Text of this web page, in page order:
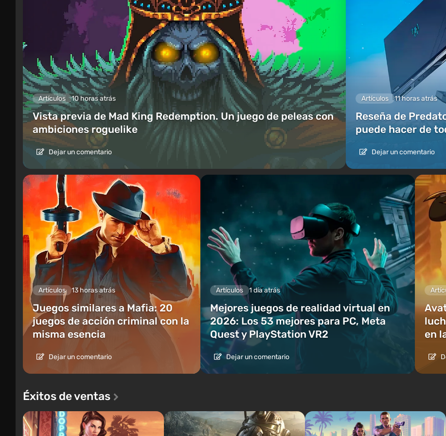
Artículos 10 horas atrás
Vista previa de Mad King Redemption. Un juego de peleas con
ambiciones roguelike
Dejar un comentario
Artículos 11 horas atrás
Reseña de
puede hacer de
Dejar un comentario
Artículos 13 horas atrás
Juegos similares a Mafia: 20
juegos de acción criminal con la
misma esencia
Dejar un comentario
Artículos 1 día atrás
Mejores juegos de realidad virtual en
2026: Los 53 mejores para PC, Meta
Quest y PlayStation VR2
Dejar un comentario
en
Éxitos de ventas